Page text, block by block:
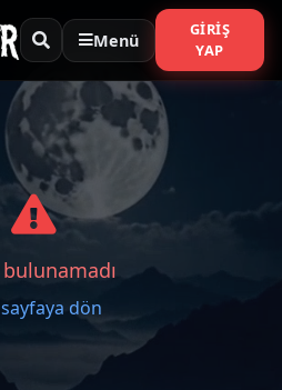
Menü
GIRIŞ
YAP
bulunamadı
dön